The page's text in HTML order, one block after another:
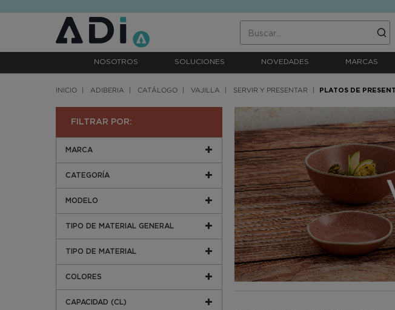
NOSOTROS SOLUCIONES NOVEDADES MARCAS
INICIO ADIBERIA CATÁLOGO VAJILLA SERVIR Y PRESENTAR PLATOS DE
FILTRAR POR:
MARCA
CATEGORÍA
MODELO
TIPO DE MATERIAL GENERAL
TIPO DE MATERIAL
COLORES
CAPACIDAD (CL)